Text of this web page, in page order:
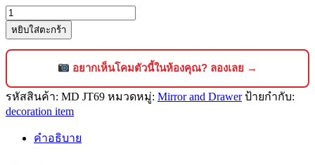
จำนวน
ตู้
ลิ้น
กระจกเงา
ดี
ไซน์
หยิบใส่ตะกร้า
อยากเห็นโคมตัวนี้ในห้องคุณ? ลองเลย →
รหัสสินค้า: MD JT69 หมวดหมู่: Mirror and Drawer ป้ายกำกับ:
decoration item
คำอธิบาย